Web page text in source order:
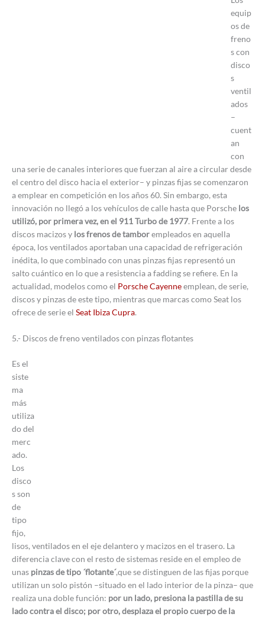
equip
os de
freno
s con
disco
s
ventil
ados
–
cuent
an
con
una serie de canales interiores que fuerzan al aire a circular desde
el centro del disco hacia el exterior– y pinzas fijas se comenzaron
a emplear en competición en los años 60. Sin embargo, esta
innovación no llegó a los vehículos de calle hasta que Porsche los
utilizó, por primera vez, en el 911 Turbo de 1977. Frente a los
discos macizos y los frenos de tamborempleados en aquella
época, los ventilados aportaban una capacidad de refrigeración
inédita, lo que combinado con unas pinzas fijas representó un
salto cuántico en lo que a resistencia a fadding se refiere. En la
actualidad, modelos como el Porsche Cayenneemplean, de serie,
discos y pinzas de este tipo, mientras que marcas como Seat los
ofrece de serie el Seat Ibiza Cupra.
5.- Discos de freno ventilados con pinzas flotantes
Es el
siste
ma
más
utiliza
do del
merc
ado.
Los
disco
s son
de
tipo
fijo,
lisos, ventilados en el eje delantero y macizos en el trasero. La
diferencia clave con el resto de sistemas reside en el empleo de
unas pinzas de tipo ´flotante´,que se distinguen de las fijas porque
utilizan un solo pistón –situado en el lado interior de la pinza– que
realiza una doble función: por un lado, presiona la pastilla de su
lado contra el disco; por otro, desplaza el propio cuerpo de la